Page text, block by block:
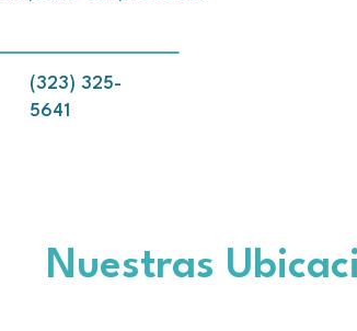
(323) 325-
5641
Nuestras